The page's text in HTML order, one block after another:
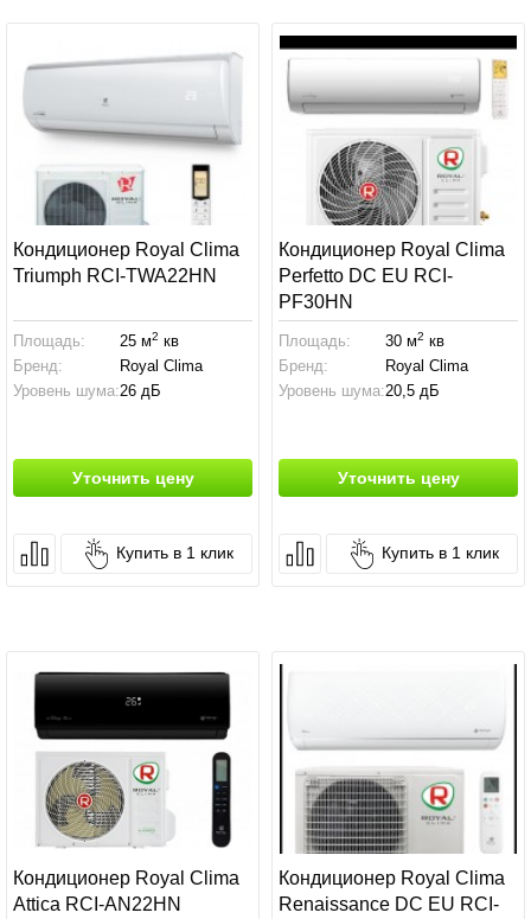
Кондиционер Royal Clima
Triumph RCI-TWA22HN
Площадь: 25 м2 кв
Бренд:
Royal Clima
Уровень шума:26 дБ
Уточнить цену
Купить в 1 клик
Кондиционер Royal Clima
Perfetto DC EU RCI-
PF30HN
Площадь: 30 м2 кв
Бренд:
Royal Clima
Уровень шума:20,5 дБ
Уточнить цену
Купить в 1 клик
Кондиционер Royal Clima
Attica RCI-AN22HN
Кондиционер Royal Clima
Renaissance DC EU RCI-